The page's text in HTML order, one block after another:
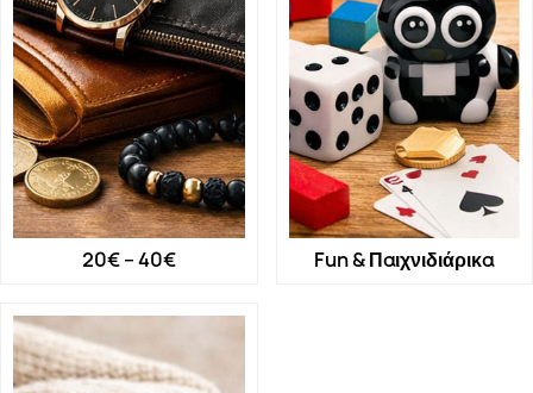
20€ – 40€ Fun & Παιχνιδιάρικα